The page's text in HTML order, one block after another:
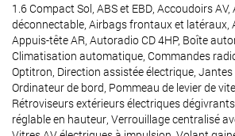
1.6 Compact Sol, ABS et EBD, Accoudoirs
déconnectable, Airbags frontaux et latéraux,
Appuis-tête AR, Autoradio CD 4HP, Boîte
Climatisation automatique, Commandes
Optitron, Direction assistée électrique,
Ordinateur de bord, Pommeau de levier de
Rétroviseurs extérieurs électriques
réglable en hauteur, Verrouillage centralisé